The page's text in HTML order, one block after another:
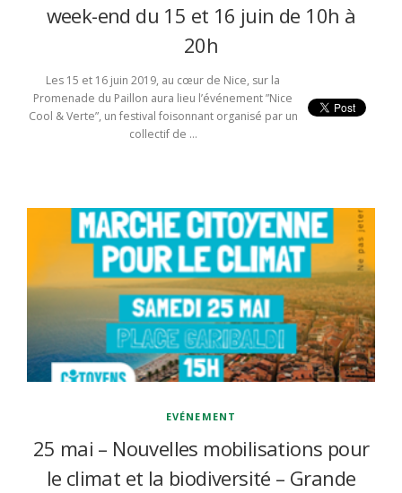
week-end du 15 et 16 juin de 10h à
20h
Les 15 et 16 juin 2019, au cœur de Nice, sur la
Promenade du Paillon aura lieu l’événement ”Nice
Cool & Verte”, un festival foisonnant organisé par un
collectif de …
EVÉNEMENT
25 mai – Nouvelles mobilisations pour
le climat et la biodiversité – Grande